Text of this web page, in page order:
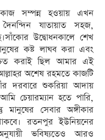
সম্পন্ন হওয়ায় এখন
যাতায়াত সহজ,
উদ্বোধনকালে শেখ
কষ্ট লাঘব করা এবং
করাই ছিল আমার এই
অশেষ রহমতে কাজটি
দরবারে শুকরিয়া আদায়
চেয়ারম্যান হতে পারি,
সেবার অঙ্গীকার
রতনপুর ইউনিয়নের
ভবিষ্যতেও আরও